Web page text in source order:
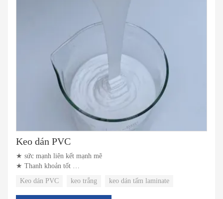
Keo dán PVC
★ sức mạnh liên kết mạnh mẽ
★ Thanh khoản tốt
★ thân thiện với môi trường
Keo dán PVC keo trắng keo dán tấm laminate